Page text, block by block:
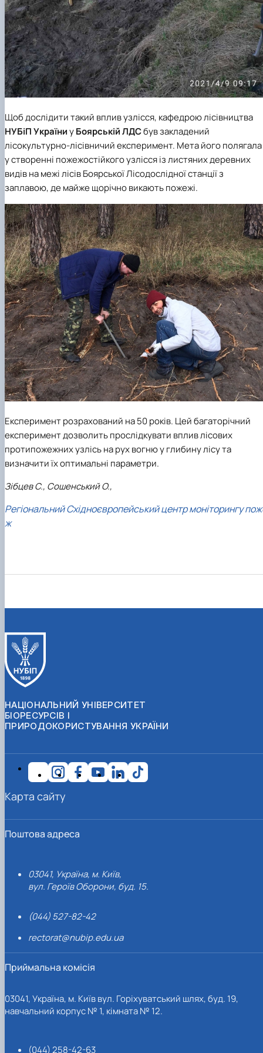
Щоб дослідити такий вплив узлісся, кафедрою лісівництва
НУБіП УкраїниуБоярській ЛДСбув закладений
лісокультурно-лісівничий експеримент. Мета його полягала
у створенні пожежостійкого узлісся із листяних деревних
видів на межі лісів Боярської Лісодослідної станції з
заплавою, де майже щорічно викають пожежі.
Експеримент розрахований на 50 років. Цей багаторічний
експеримент дозволить прослідкувати вплив лісових
протипожежних узлісь на рух вогню у глибину лісу та
визначити їх оптимальні параметри.
Зібцев С., Сошенський О.,
Регіональний Східноєвропейський центр моніторингу
ж
НАЦІОНАЛЬНИЙ УНІВЕРСИТЕТ
БІОРЕСУРСІВ І
ПРИРОДОКОРИСТУВАННЯ УКРАЇНИ
Поштова адреса
03041, Україна, м. Київ,
вул. Героїв Оборони, буд. 15.
(044) 527-82-42
rectorat@nubip.edu.ua
Приймальна комісія
03041, Україна, м. Київ вул. Горіхуватський шлях, буд. 19,
навчальний корпус № 1, кімната № 12.
(044) 258-42-63
Карта сайту